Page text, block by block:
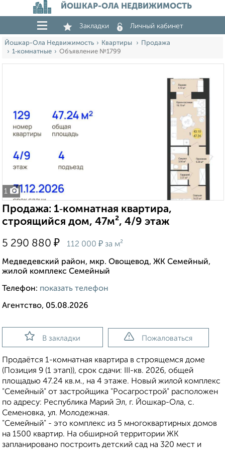
ЙОШКАР-ОЛА НЕДВИЖИМОСТЬ
Закладки Личный кабинет
Йошкар-Ола Недвижимость Квартиры
Продажа
1‑комнатные
Объявление №1799
1
Продажа: 1‑комнатная квартира,
строящийся дом, 47м², 4/9 этаж
5 290 880 ₽ 112 000 ₽ за м²
Медведевский район, мкр. Овощевод, ЖК Семейный,
жилой комплекс Семейный
Телефон: показать телефон
Агентство, 05.08.2026
В закладки Пожаловаться
Продаётся 1-комнатная квартира в строящемся доме
(Позиция 9 (1 этап)), срок сдачи: III-кв. 2026, общей
площадью 47.24 кв.м., на 4 этаже. Новый жилой комплекс
"Семейный" от застройщика "Росагрострой" расположен
по адресу: Республика Марий Эл, г. Йошкар-Ола, с.
Семеновка, ул. Молодежная.
"Семейный" - это комплекс из 5 многоквартирных домов
на 1500 квартир. На обширной территории ЖК
запланировано построить детский сад на 320 мест и